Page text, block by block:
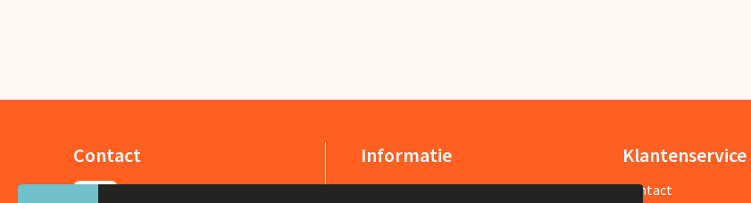
Contact
De Lus 13
Informatie
Over ons
Klantenservice
Contact